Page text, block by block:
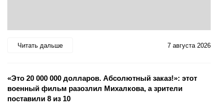
Читать дальше 7 августа 2026
«Это 20 000 000 долларов. Абсолютный заказ!»: этот
военный фильм разозлил Михалкова, а зрители
поставили 8 из 10